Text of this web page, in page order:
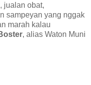
jualan obat,
sampeyan yang nggak
marah kalau
, alias Waton Muni